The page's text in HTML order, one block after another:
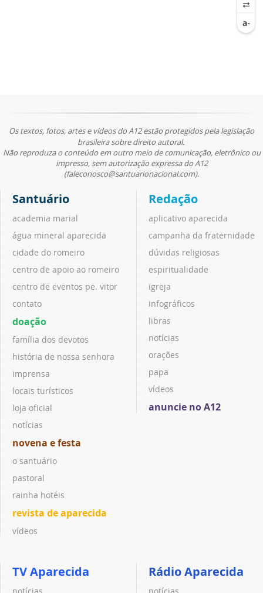
Os textos, fotos, artes e vídeos do A12 estão protegidos pela legislação
brasileira sobre direito autoral.
Não reproduza o conteúdo em outro meio de comunicação, eletrônico ou
impresso, sem autorização expressa do A12
(faleconosco@santuarionacional.com).
Santuário
academia marial
água mineral aparecida
cidade do romeiro
centro de apoio ao romeiro
centro de eventos pe. vitor
contato
doação
família dos devotos
história de nossa senhora
imprensa
locais turísticos
loja oficial
notícias
novena e festa
o santuário
pastoral
rainha hotéis
revista de aparecida
vídeos
Redação
aplicativo aparecida
campanha da fraternidade
dúvidas religiosas
espiritualidade
igreja
infográficos
libras
notícias
orações
papa
vídeos
anuncie no A12
TV Aparecida
notícias
Rádio Aparecida
notícias